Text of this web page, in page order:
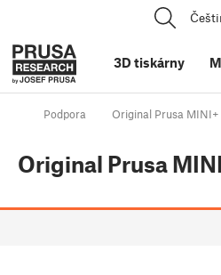
3D tiskárny
Podpora Original Prusa MINI+
Original Prusa